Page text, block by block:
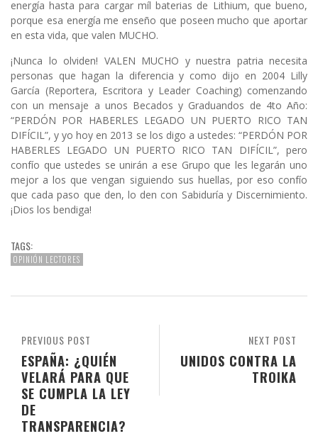
energía hasta para cargar míl baterias de Lithium, que bueno,
porque esa energía me enseño que poseen mucho que aportar
en esta vida, que valen MUCHO.
¡Nunca lo olviden! VALEN MUCHO y nuestra patria necesita
personas que hagan la diferencia y como dijo en 2004 Lilly
García (Reportera, Escritora y Leader Coaching) comenzando
con un mensaje a unos Becados y Graduandos de 4to Año:
“PERDÓN POR HABERLES LEGADO UN PUERTO RICO TAN
DIFÍCIL”, y yo hoy en 2013 se los digo a ustedes: “PERDÓN POR
HABERLES LEGADO UN PUERTO RICO TAN DIFÍCIL”, pero
confío que ustedes se unirán a ese Grupo que les legarán uno
mejor a los que vengan siguiendo sus huellas, por eso confío
que cada paso que den, lo den con Sabiduría y Discernimiento.
¡Dios los bendiga!
TAGS:
OPINIÓN LECTORES
NEXT POST
UNIDOS CONTRA LA
TROIKA
PREVIOUS POST
ESPAÑA: ¿QUIÉN
VELARÁ PARA QUE
SE CUMPLA LA LEY
DE
TRANSPARENCIA?